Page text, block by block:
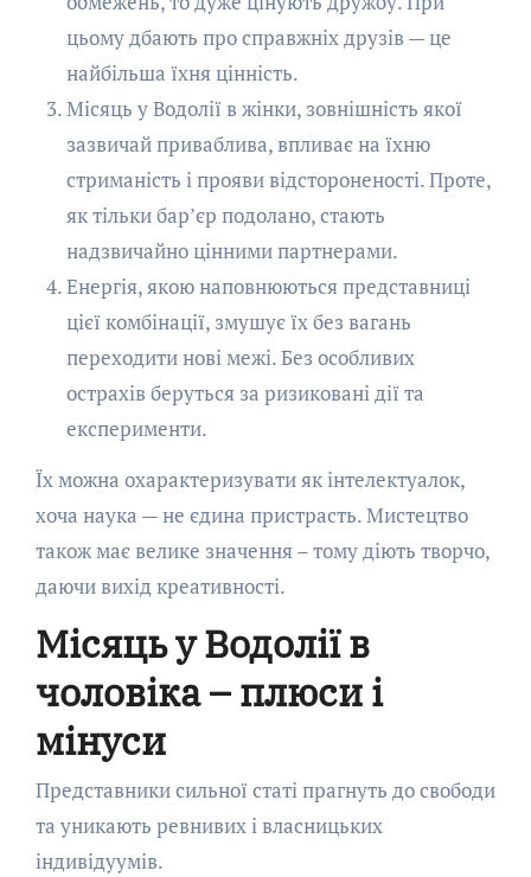
цьому дбають про справжніх друзів — це
найбільша їхня цінність.
Місяць у Водолії в жінки, зовнішність якої
зазвичай приваблива, впливає на їхню
стриманість і прояви відстороненості. Проте,
як тільки бар’єр подолано, стають
надзвичайно цінними партнерами.
Енергія, якою наповнюються представниці
цієї комбінації, змушує їх без вагань
переходити нові межі. Без особливих
острахів беруться за ризиковані дії та
експерименти.
Їх можна охарактеризувати як інтелектуалок,
хоча наука — не єдина пристрасть. Мистецтво
також має велике значення – тому діють творчо,
даючи вихід креативності.
Місяць у Водолії в
чоловіка – плюси і
мінуси
Представники сильної статі прагнуть до свободи
та уникають ревнивих і власницьких
індивідуумів.